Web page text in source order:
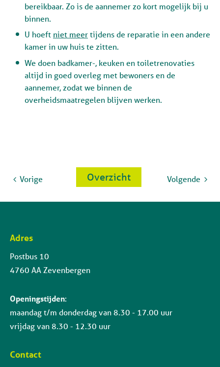
bereikbaar. Zo is de aannemer zo kort mogelijk bij u
binnen.
U hoeft niet meertijdens de reparatie in een andere
kamer in uw huis te zitten.
We doen badkamer-, keuken en toiletrenovaties
altijd in goed overleg met bewoners en de
aannemer, zodat we binnen de
overheidsmaatregelen blijven werken.
Volgende
Overzicht
Vorige
Contactinformatie
Adres
Postbus 10
4760 AA Zevenbergen
Openingstijden:
maandag t/m donderdag van 8.30 - 17.00 uur
vrijdag van 8.30 - 12.30 uur
Contact